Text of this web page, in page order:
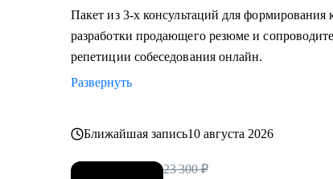
Пакет из 3-х консультаций для формирования
разработки продающего резюме и
репетиции собеседования онлайн.
Развернуть
Ближайшая запись10 августа 2026
23 300 ₽